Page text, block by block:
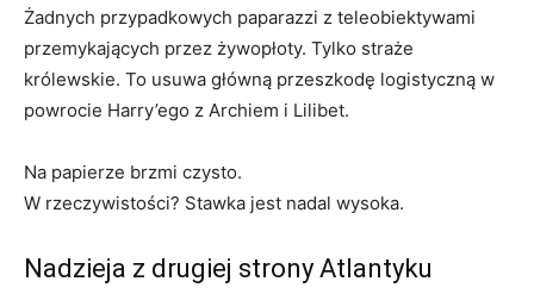
Żadnych przypadkowych paparazzi z teleobiektywami
przemykających przez żywopłoty. Tylko straże
królewskie. To usuwa główną przeszkodę logistyczną w
powrocie Harry’ego z Archiem i Lilibet.
Na papierze brzmi czysto.
W rzeczywistości? Stawka jest nadal wysoka.
Nadzieja z drugiej strony Atlantyku